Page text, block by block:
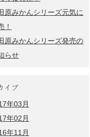
原みかんシリーズ元気に
！
原みかんシリーズ発売の
らせ
イブ
年03月
年02月
年11月